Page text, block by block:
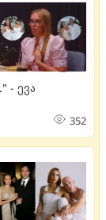
- ევა
352